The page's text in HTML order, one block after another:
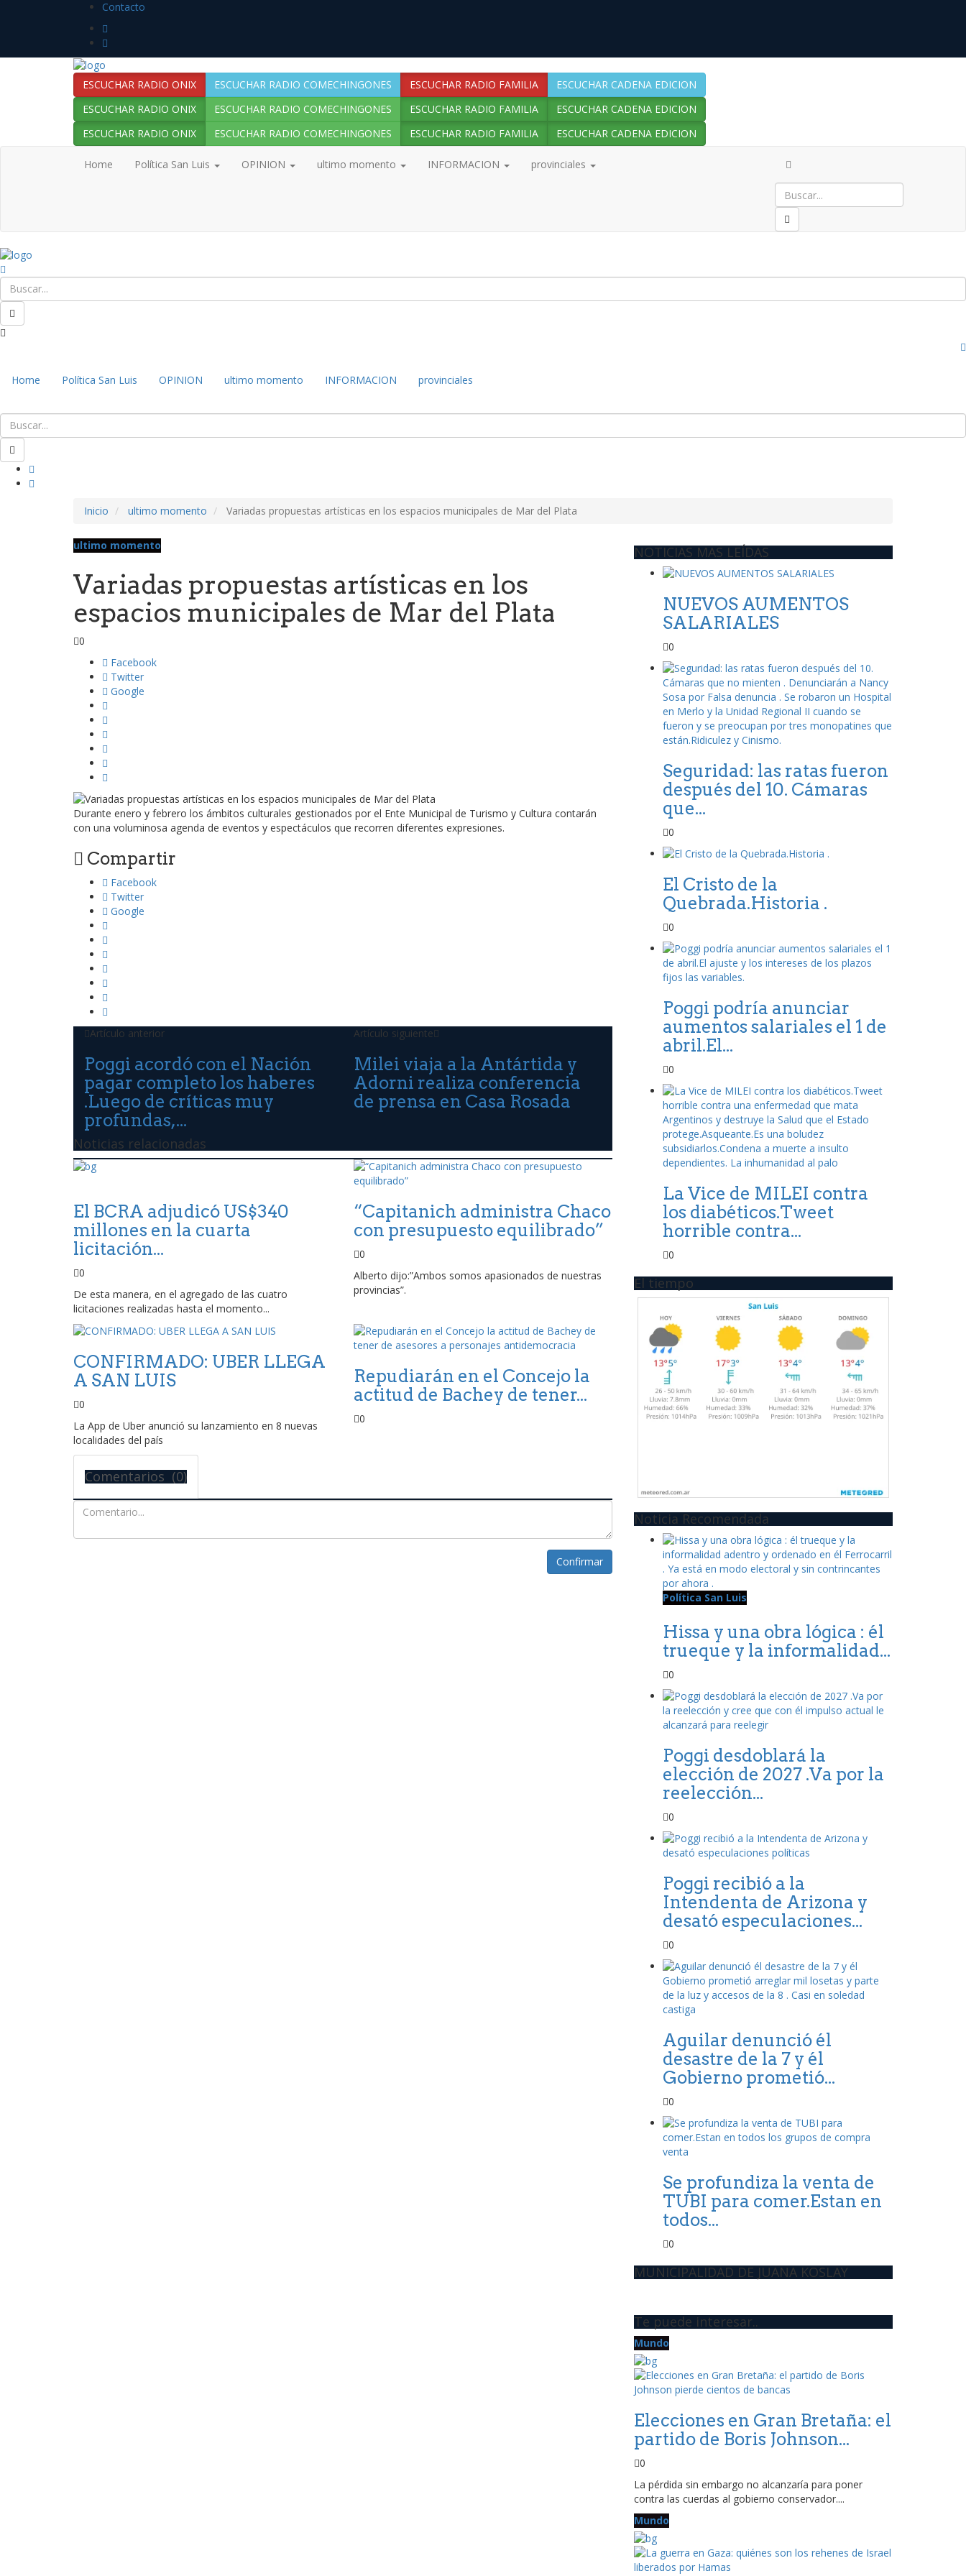
Contacto
ESCUCHAR RADIO ONIX ESCUCHAR RADIO COMECHINGONES ESCUCHAR RADIO FAMILIA
ESCUCHAR CADENA EDICION
ESCUCHAR RADIO ONIX
ESCUCHAR RADIO COMECHINGONES ESCUCHAR RADIO FAMILIA
ESCUCHAR CADENA EDICION
ESCUCHAR RADIO ONIX
ESCUCHAR RADIO COMECHINGONES ESCUCHAR RADIO FAMILIA ESCUCHAR CADENA EDICION
Home Política San Luis OPINION ultimo momento INFORMACION provinciales
Home Política San Luis OPINION ultimo momento INFORMACION provinciales
Inicio ultimo momento Variadas propuestas artísticas en los espacios municipales de Mar del Plata
ultimo momento
Variadas propuestas artísticas en los
espacios municipales de Mar del Plata
0
Facebook
Twitter
Google
Durante enero y febrero los ámbitos culturales gestionados por el Ente Municipal de Turismo y Cultura contarán
con una voluminosa agenda de eventos y espectáculos que recorren diferentes expresiones.
Compartir
Facebook
Twitter
Google
Artículo anterior
Poggi acordó con el Nación
pagar completo los haberes
.Luego de críticas muy
profundas,...
Artículo siguiente
Milei viaja a la Antártida y
Adorni realiza conferencia
de prensa en Casa Rosada
Noticias relacionadas
El BCRA adjudicó US$340
millones en la cuarta
licitación...
0
De esta manera, en el agregado de las cuatro
licitaciones realizadas hasta el momento...
“Capitanich administra Chaco
con presupuesto equilibrado”
0
Alberto dijo:”Ambos somos apasionados de nuestras
provincias”.
CONFIRMADO: UBER LLEGA
A SAN LUIS
0
La App de Uber anunció su lanzamiento en 8 nuevas
localidades del país
Repudiarán en el Concejo la
actitud de Bachey de tener...
0
Comentarios (0)
Confirmar
NOTICIAS MAS LEÍDAS
NUEVOS AUMENTOS
SALARIALES
0
Seguridad: las ratas fueron
después del 10. Cámaras
que...
0
El Cristo de la
Quebrada.Historia .
0
Poggi podría anunciar
aumentos salariales el 1 de
abril.El...
0
La Vice de MILEI contra
los diabéticos.Tweet
horrible contra...
0
El tiempo
Noticia Recomendada
Política San Luis
Hissa y una obra lógica : él
trueque y la informalidad...
0
Poggi desdoblará la
elección de 2027 .Va por la
reelección...
0
Poggi recibió a la
Intendenta de Arizona y
desató especulaciones...
0
Aguilar denunció él
desastre de la 7 y él
Gobierno prometió...
0
Se profundiza la venta de
TUBI para comer.Estan en
todos...
0
MUNICIPALIDAD DE JUANA KOSLAY
Te puede interesar..
Mundo
Elecciones en Gran Bretaña: el
partido de Boris Johnson...
0
La pérdida sin embargo no alcanzaría para poner
contra las cuerdas al gobierno conservador....
Mundo